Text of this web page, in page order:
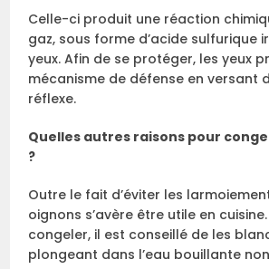
Celle-ci produit une réaction
gaz, sous forme d’acide sulfurique
yeux. Afin de se protéger, les yeux
mécanisme de défense en versant
réflexe.
Quelles autres raisons pour
?
Outre le fait d’éviter les
oignons s’avère être utile en
congeler, il est conseillé de les
plongeant dans l’eau bouillante